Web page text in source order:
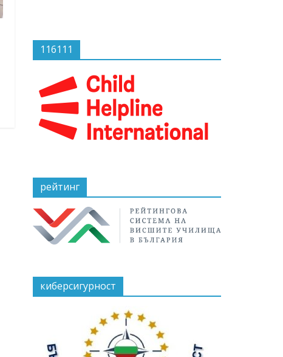
116111
рейтинг
киберсигурност